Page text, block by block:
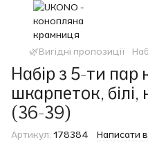
🌿Вигідні пропозиції
Набір з 5-ти пар
шкарпеток, білі,
(36-39)
Артикул: 178384 Написати